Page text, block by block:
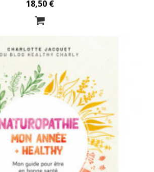
18,50 €